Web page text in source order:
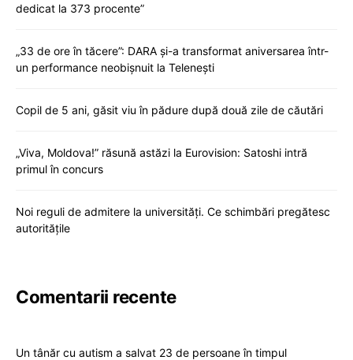
dedicat la 373 procente”
„33 de ore în tăcere”: DARA și-a transformat aniversarea într-
un performance neobișnuit la Telenești
Copil de 5 ani, găsit viu în pădure după două zile de căutări
„Viva, Moldova!” răsună astăzi la Eurovision: Satoshi intră
primul în concurs
Noi reguli de admitere la universități. Ce schimbări pregătesc
autoritățile
Comentarii recente
Un tânăr cu autism a salvat 23 de persoane în timpul